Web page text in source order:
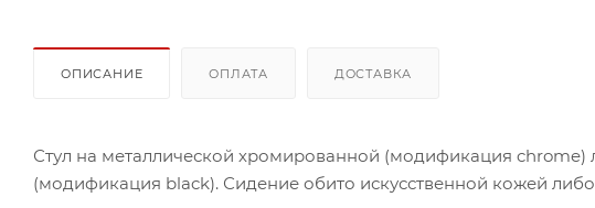
ОПИСАНИЕ ОПЛАТА ДОСТАВКА
Стул на металлической хромированной (модификация
(модификация black). Сидение обито искусственной кожей